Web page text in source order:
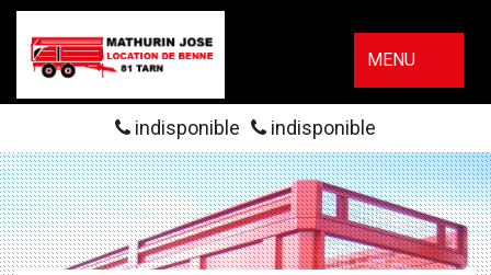
MENU
indisponible indisponible